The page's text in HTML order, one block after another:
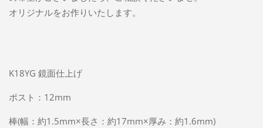
オリジナルをお作りいたします。
K18YG 鏡面仕上げ
ポスト：12mm
棒(幅：約1.5mm×長さ：約17mm×厚み：約1.6mm)